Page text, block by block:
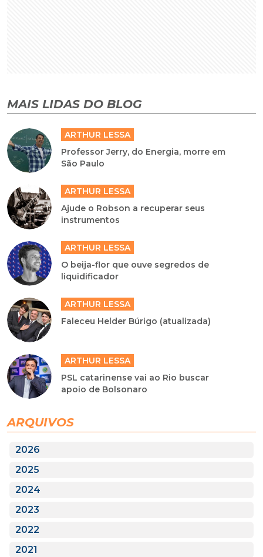
MAIS LIDAS DO BLOG
ARTHUR LESSA
Professor Jerry, do Energia, morre em
São Paulo
ARTHUR LESSA
Ajude o Robson a recuperar seus
instrumentos
ARTHUR LESSA
O beija-flor que ouve segredos de
liquidificador
ARTHUR LESSA
Faleceu Helder Búrigo (atualizada)
ARTHUR LESSA
PSL catarinense vai ao Rio buscar
apoio de Bolsonaro
ARQUIVOS
2026
2025
2024
2023
2022
2021